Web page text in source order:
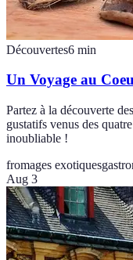
Découvertes6 min
Un Voyage au
Partez à la découverte
gustatifs venus des
inoubliable !
fromages exotiques
Aug 3